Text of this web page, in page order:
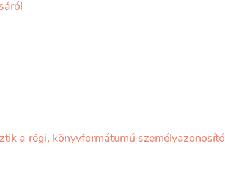
a régi, könyvformátumú személyazonosító